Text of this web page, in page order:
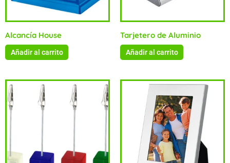
Alcancía House
Añadir al carrito
Tarjetero de Aluminio
Añadir al carrito